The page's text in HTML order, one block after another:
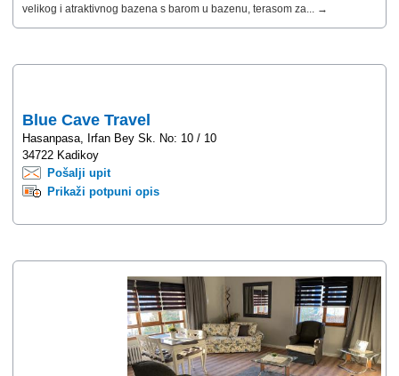
velikog i atraktivnog bazena s barom u bazenu, terasom za... →
Blue Cave Travel
Hasanpasa, Irfan Bey Sk. No: 10 / 10
34722 Kadikoy
Pošalji upit
Prikaži potpuni opis